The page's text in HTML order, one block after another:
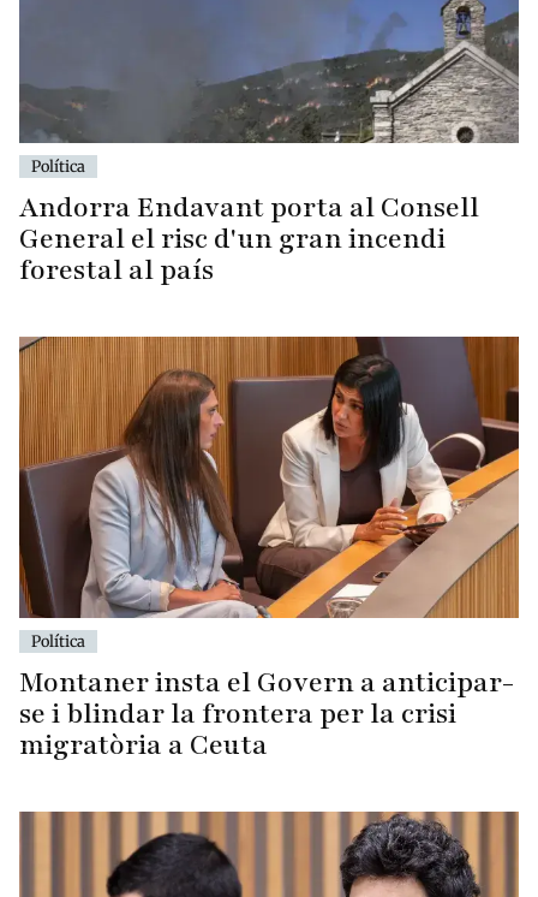
Política
Andorra Endavant porta al Consell
General el risc d'un gran incendi
forestal al país
Política
Montaner insta el Govern a anticipar-
se i blindar la frontera per la crisi
migratòria a Ceuta